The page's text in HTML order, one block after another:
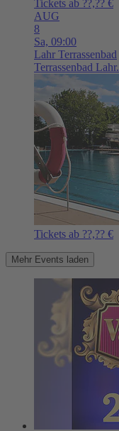
Tickets ab ??,?? €
AUG
8
Sa, 09:00
Lahr Terrassenbad
Terrassenbad Lahr.
Tickets ab ??,?? €
Mehr Events laden